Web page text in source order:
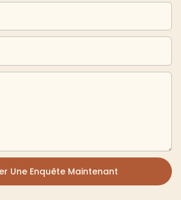
Une Enquête Maintenant